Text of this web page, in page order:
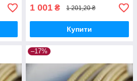
1 001 ₴ 1 201,20 ₴
Купити
–17%